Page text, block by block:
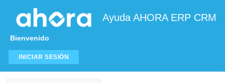
Ayuda AHORA ERP CRM
Bienvenido
INICIAR SESIÓN